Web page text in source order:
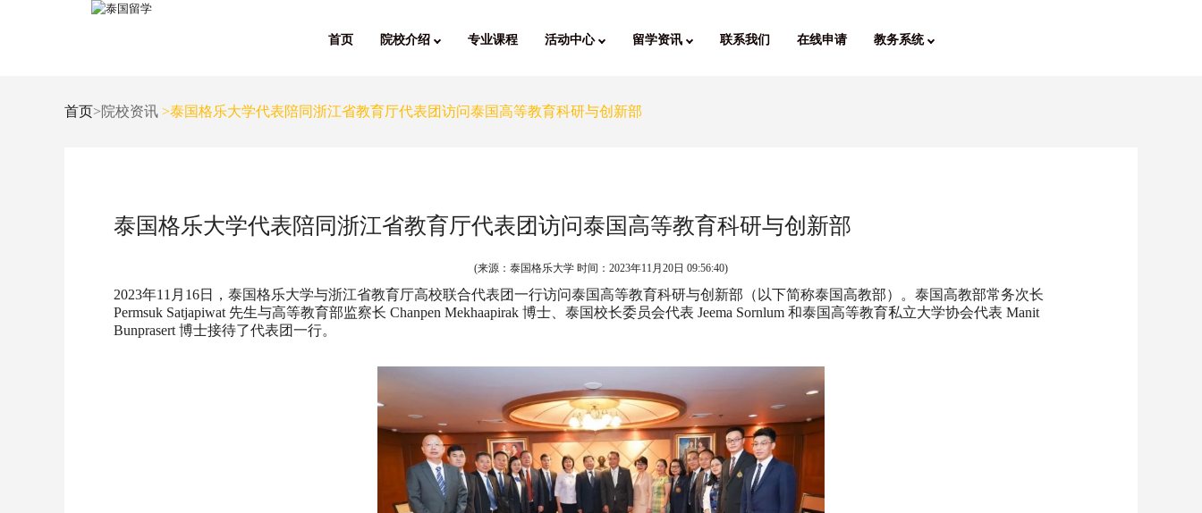
首页 院校介绍 专业课程 活动中心 留学资讯 联系我们 在线申请 教务系统
首页>院校资讯 >泰国格乐大学代表陪同浙江省教育厅代表团访问泰国高等教育科研与创新部
泰国格乐大学代表陪同浙江省教育厅代表团访问泰国高等教育科研与创新部
(来源：泰国格乐大学 时间： 2023年11月20日 09:56:40)
2023年11月16日，泰国格乐大学与浙江省教育厅高校联合代表团一行访问泰国高等教育科研与创新部（以下简称泰国高教部）。泰国高教部常务次长
Permsuk Satjapiwat 先生与高等教育部监察长 Chanpen Mekhaapirak 博士、泰国校长委员会代表 Jeema Sornlum 和泰国高等教育私立大学协会代表 Manit
Bunprasert 博士接待了代表团一行。